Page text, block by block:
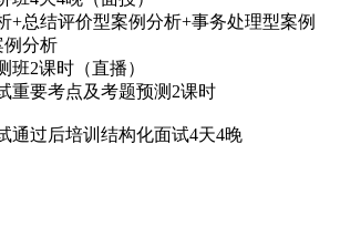
+总结评价型案例分析+事务处理型案例
例分析
班2课时（直播）
重要考点及考题预测2课时
通过后培训结构化面试4天4晚